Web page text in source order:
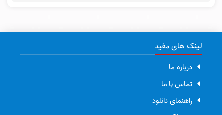
لینک های مفید
درباره ما
تماس با ما
راهنمای دانلود